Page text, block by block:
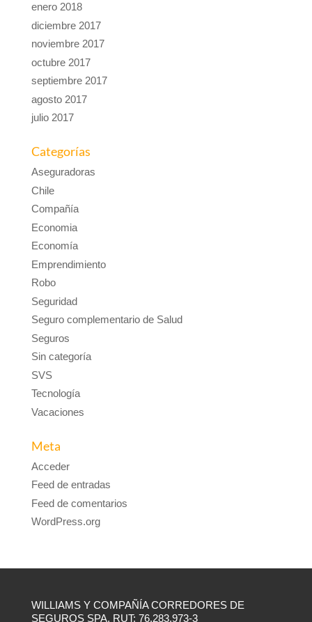
enero 2018
diciembre 2017
noviembre 2017
octubre 2017
septiembre 2017
agosto 2017
julio 2017
Categorías
Aseguradoras
Chile
Compañía
Economia
Economía
Emprendimiento
Robo
Seguridad
Seguro complementario de Salud
Seguros
Sin categoría
SVS
Tecnología
Vacaciones
Meta
Acceder
Feed de entradas
Feed de comentarios
WordPress.org
WILLIAMS Y COMPAÑÍA CORREDORES DE
SEGUROS SPA. RUT: 76.283.973-3